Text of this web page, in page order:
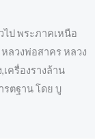
ไป พระภาคเหนือ
ลวงพ่อสาคร หลวง
ครื่องรางล้าน
รตฐาน โดย บู